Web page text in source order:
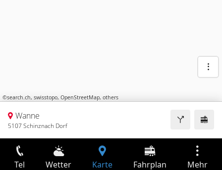
©search.ch, swisstopo, OpenStreetMap, others
Wanne
5107 Schinznach Dorf
Tel Wetter Karte Fahrplan Mehr